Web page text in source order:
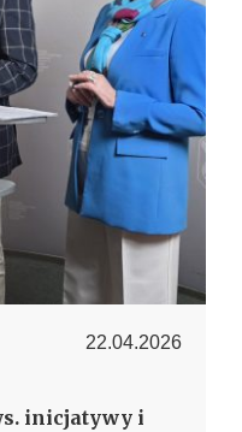
22.04.2026
inicjatywy i